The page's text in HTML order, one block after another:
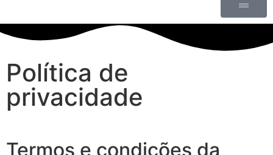
Política de
privacidade
Termos e condições da